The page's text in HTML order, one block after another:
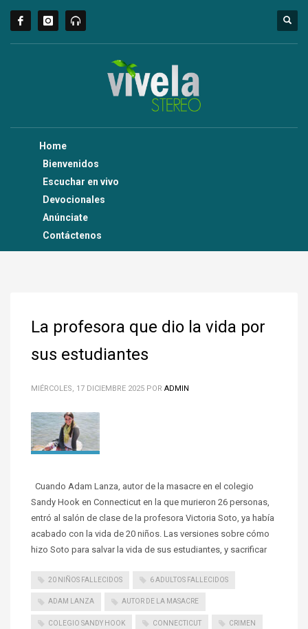
Home
Bienvenidos
Escuchar en vivo
Devocionales
Anúnciate
Contáctenos
La profesora que dio la vida por
sus estudiantes
MIÉRCOLES, 17 DICIEMBRE 2025 POR ADMIN
Cuando Adam Lanza, autor de la masacre en el colegio
Sandy Hook en Connecticut en la que murieron 26 personas,
entró al salón de clase de la profesora Victoria Soto, ya había
acabado con la vida de 20 niños. Las versiones sobre cómo
hizo Soto para salvar la vida de sus estudiantes, y sacrificar
20 NIÑOS FALLECIDOS 6 ADULTOS FALLECIDOS
ADAM LANZA AUTOR DE LA MASACRE
COLEGIO SANDY HOOK CONNECTICUT CRIMEN